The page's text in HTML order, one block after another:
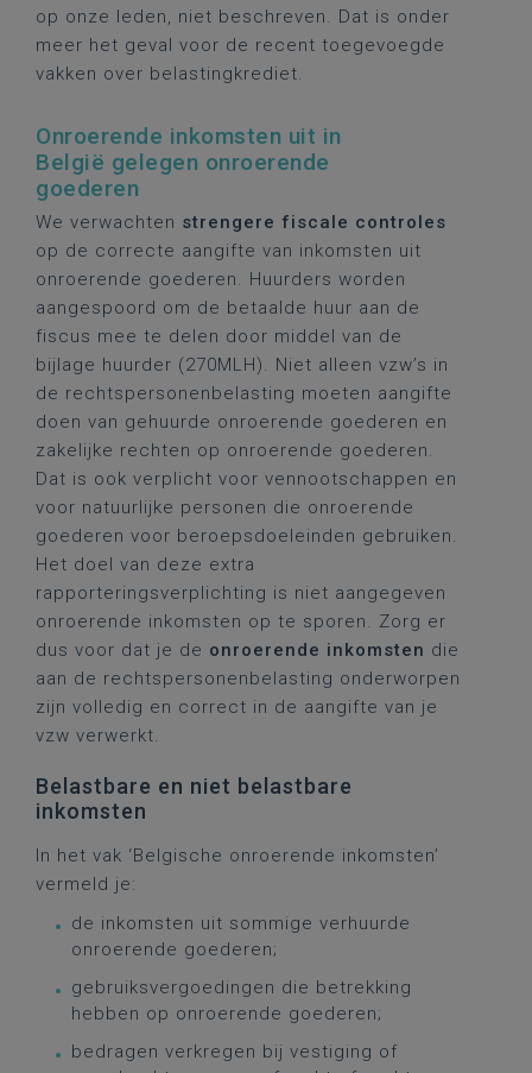
op onze leden, niet beschreven. Dat is onder
meer het geval voor de recent toegevoegde
vakken over belastingkrediet.
Onroerende inkomsten uit in
België gelegen onroerende
goederen
We verwachten strengere fiscale controles
op de correcte aangifte van inkomsten uit
onroerende goederen. Huurders worden
aangespoord om de betaalde huur aan de
fiscus mee te delen door middel van de
bijlage huurder (270MLH). Niet alleen vzw’s in
de rechtspersonenbelasting moeten aangifte
doen van gehuurde onroerende goederen en
zakelijke rechten op onroerende goederen.
Dat is ook verplicht voor vennootschappen en
voor natuurlijke personen die onroerende
goederen voor beroepsdoeleinden gebruiken.
Het doel van deze extra
rapporteringsverplichting is niet aangegeven
onroerende inkomsten op te sporen. Zorg er
dus voor dat je de onroerende inkomsten die
aan de rechtspersonenbelasting onderworpen
zijn volledig en correct in de aangifte van je
vzw verwerkt.
Belastbare en niet belastbare
inkomsten
In het vak ‘Belgische onroerende inkomsten’
vermeld je:
de inkomsten uit sommige verhuurde
onroerende goederen;
gebruiksvergoedingen die betrekking
hebben op onroerende goederen;
bedragen verkregen bij vestiging of